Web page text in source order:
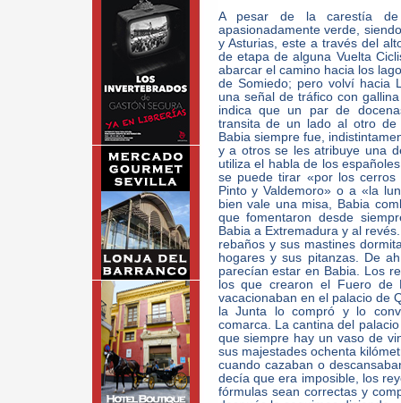
A pesar de la carestía de
apasionadamente verde,
y Asturias, este a través del
de etapa de alguna Vuelta
abarcar el camino hacia los
de Somiedo; pero volví hacia
una señal de tráfico con
indica que un par de
transita de un lado al otro
Babia siempre fue,
y a otros se les atribuye una
utiliza el habla de los
se puede tirar «por los
Pinto y Valdemoro» o a «la
bien vale una misa, Babia
que fomentaron desde
Babia a Extremadura y al
rebaños y sus mastines
hogares y sus pitanzas. De
parecían estar en Babia. Los
los que crearon el Fuero de
vacacionaban en el palacio de
la Junta lo compró y lo
comarca. La cantina del
que siempre hay un vaso de
sus majestades ochenta
cuando cazaban o
decía que era imposible, los
fórmulas sean correctas y